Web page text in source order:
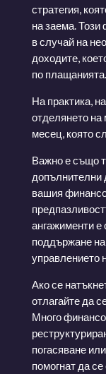
стратегия,
на заема.
в случай на
доходите,
по плащанията.
На практика,
отделянето на
месец, която
Важно е също
допълнителни
вашия
ангажименти
поддържане
управлението
Ако се
отлагайте да
Много
погасяване
помогнат да